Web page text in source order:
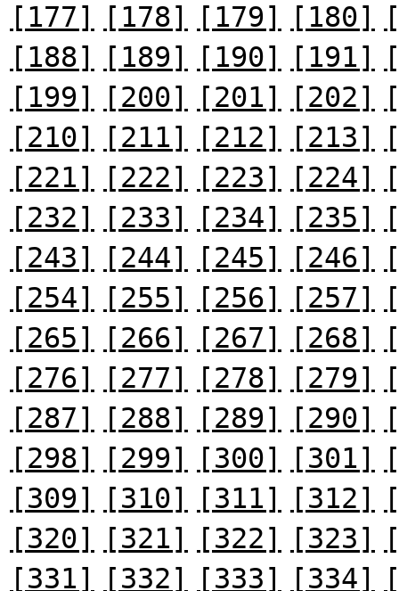
[177]
[178] [179] [180]
[188]
[189] [190] [191]
[199]
[200] [201] [202]
[210]
[211] [212] [213]
[221]
[222] [223] [224]
[232]
[233] [234] [235]
[243]
[244] [245] [246]
[254]
[255] [256] [257]
[265]
[266] [267] [268]
[276]
[277] [278] [279]
[287]
[288] [289] [290]
[298]
[299] [300] [301]
[309]
[310] [311] [312]
[320]
[321] [322] [323]
[331]
[332] [333] [334]